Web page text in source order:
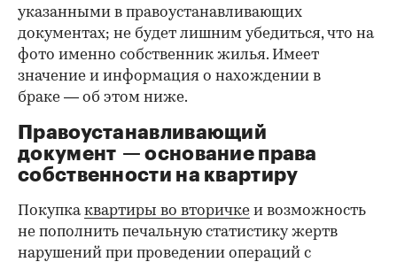
00:00 / 00:00
указанными в правоустанавливающих
документах; не будет лишним убедиться, что на
фото именно собственник жилья. Имеет
значение и информация о нахождении в
браке — об этом ниже.
Правоустанавливающий
документ — основание права
собственности на квартиру
Покупкаквартиры во вторичке и возможность
не пополнить печальную статистику жертв
нарушений при проведении операций с